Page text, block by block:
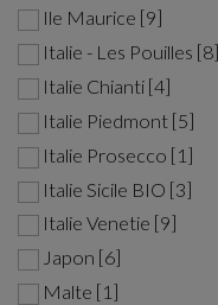
Ile Maurice [9]
Italie - Les Pouilles [8]
Italie Chianti [4]
Italie Piedmont [5]
Italie Prosecco [1]
Italie Sicile BIO [3]
Italie Venetie [9]
Japon [6]
Malte [1]